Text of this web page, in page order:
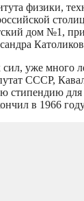
физики,
№1, при
уже много
СССР,
в 1966